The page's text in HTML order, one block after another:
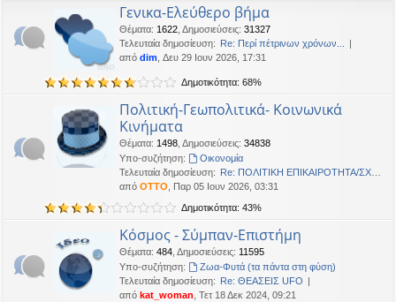
Oropion Τρί 17 Μαρ 2026, 07:43
Καλησπερα
panta•Δευ 16 Μαρ 2026, 03:18
Έκανε Like σε αυτό το μήνυμα
OTTO έγραψε:↑
Καλώστονε. Είναι υπό κατοχή στο καθεστώς ΝΔ.
Δευ 16 Φεβ 2026, 18:20
Δευ 16 Φεβ 2026, 02:33
Γεια χαρά. καλέ, πού πήγαν οι κόσμοι;
BlueAngel Πέμ 29 Ιαν 2026, 22:08
likes this message
Γενικα-Ελεύθερο βήμα
Θέματα: 1622 Δημοσιεύσεις: 31327
Τελευταία δημοσίευση: Re: Περί πέτρινων χρόνων...
από dim , Δευ 29 Ιουν 2026, 17:31
Δημοτικότητα: 68%
Πολιτική-Γεωπολιτικά- Κοινωνικά
Κινήματα
Θέματα: 1498 Δημοσιεύσεις: 34838
Υπο-συζήτηση:
Oικονομία
Τελευταία δημοσίευση: Re: ΠΟΛΙΤΙΚΗ ΕΠΙΚΑΙΡΟΤΗΤΑ/ΣΧΟ…
από OTTO , Παρ 05 Ιουν 2026, 03:31
Δημοτικότητα: 43%
Κόσμος - Σύμπαν-Επιστήμη
Θέματα: 484 Δημοσιεύσεις: 11595
Υπο-συζήτηση:
Ζωα-Φυτά (τα πάντα στη φύση)
Τελευταία δημοσίευση: Re: ΘΕΑΣΕΙΣ UFO
από kat_woman , Τετ 18 Δεκ 2024, 09:21